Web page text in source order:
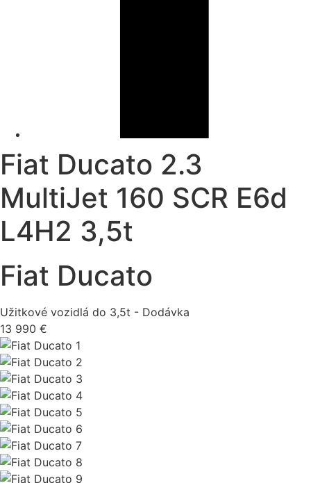
Fiat Ducato 2.3
MultiJet 160 SCR E6d
L4H2 3,5t
Fiat Ducato
Užitkové vozidlá do 3,5t - Dodávka
13 990 €